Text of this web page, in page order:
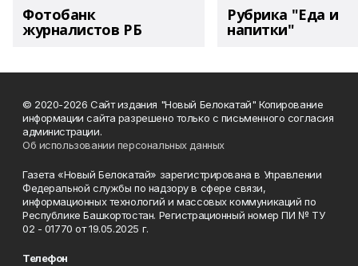
Фотобанк
журналистов РБ
Рубрика "Еда и
напитки"
© 2020-2026 Сайт издания "Новый Белокатай" Копирование
информации сайта разрешено только с письменного согласия
администрации.
Об использовании персональных данных
Газета «Новый Белокатай» зарегистрирована в Управлении
Федеральной службы по надзору в сфере связи,
информационных технологий и массовых коммуникаций по
Республике Башкортостан. Регистрационный номер ПИ № ТУ
02 - 01770 от 19.05.2025 г.
Телефон